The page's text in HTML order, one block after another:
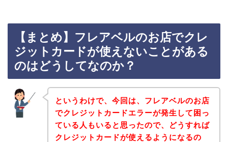
【まとめ】フレアベルのお店でクレ
ジットカードが使えないことがある
のはどうしてなのか？
というわけで、今回は、フレアベルのお店
でクレジットカードエラーが発生して困っ
ている人もいると思ったので、どうすれば
クレジットカードが使えるようになるの